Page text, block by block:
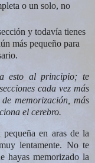
o un solo, no
y todavía tienes
más pequeño para
esto al principio; te
cada vez más
memorización, más
el cerebro.
en aras de la
lentamente. No te
hayas memorizado la